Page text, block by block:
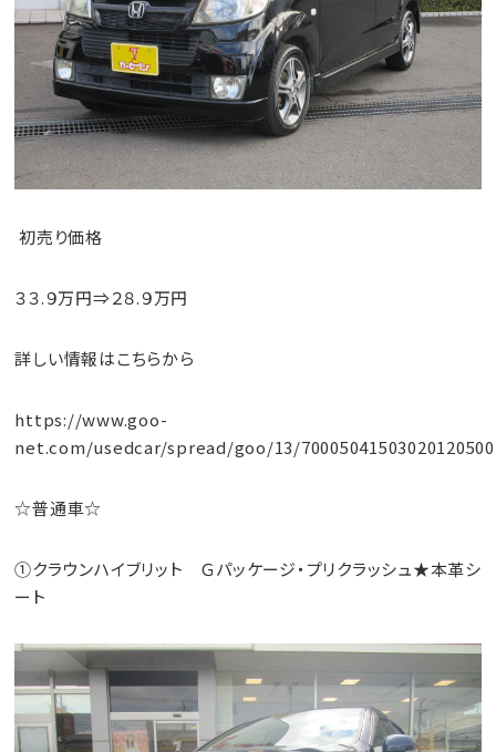
初売り価格
３３.９万円⇒２８.９万円
詳しい情報はこちらから
https://www.goo-
net.com/usedcar/spread/goo/13/
☆普通車☆
①クラウンハイブリット Ｇパッケージ・プリクラッシュ★本革シ
ート